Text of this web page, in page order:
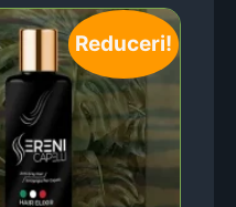
Reduceri!